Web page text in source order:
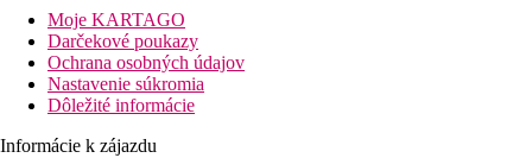
Moje KARTAGO
Darčekové poukazy
Ochrana osobných údajov
Nastavenie súkromia
Dôležité informácie
Informácie k zájazdu